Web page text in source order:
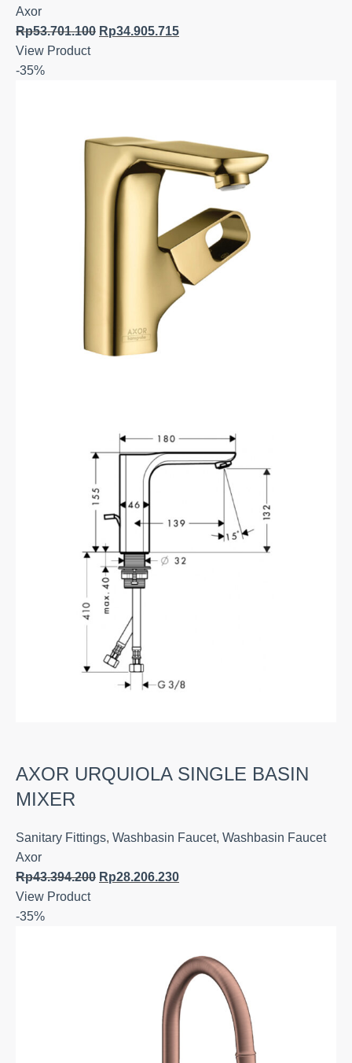
Axor
Rp53.701.100 Rp34.905.715
View Product
-35%
AXOR URQUIOLA SINGLE BASIN
MIXER
Sanitary Fittings, Washbasin Faucet, Washbasin Faucet
Axor
Rp43.394.200 Rp28.206.230
View Product
-35%